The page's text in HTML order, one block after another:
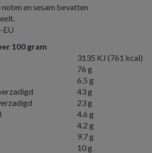
en sesam bevatten
EU
100 gram
3135 KJ (761 kcal)
76 g
6.5 g
43 g
23 g
4.6 g
4.2 g
9.7 g
10 g